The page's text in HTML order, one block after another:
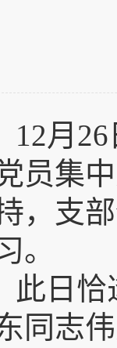
12月
员集
，支
。
此日
同志